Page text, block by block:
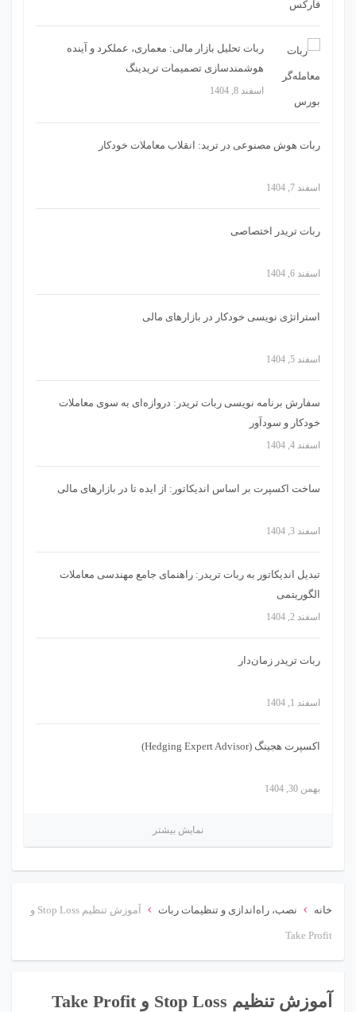
ربات تحلیل بازار مالی: معماری، عملکرد و آینده
هوشمندسازی تصمیمات تریدینگ
اسفند 8, 1404
ربات هوش مصنوعی در ترید: انقلاب معاملات خودکار
اسفند 7, 1404
ربات تریدر اختصاصی
اسفند 6, 1404
استراتژی‌ نویسی خودکار در بازارهای مالی
اسفند 5, 1404
سفارش برنامه نویسی ربات تریدر: دروازه‌ای به سوی معاملات
خودکار و سودآور
اسفند 4, 1404
ساخت اکسپرت بر اساس اندیکاتور: از ایده تا در بازارهای مالی
اسفند 3, 1404
تبدیل اندیکاتور به ربات تریدر: راهنمای جامع مهندسی معاملات
الگوریتمی
اسفند 2, 1404
ربات تریدر زمان‌دار
اسفند 1, 1404
اکسپرت هجینگ (Hedging Expert Advisor)
بهمن 30, 1404
نمایش بیشتر
خانه › نصب، راه‌اندازی و تنظیمات ربات › آموزش تنظیم Stop Loss و
Take Profit
آموزش تنظیم Stop Loss و Take Profit